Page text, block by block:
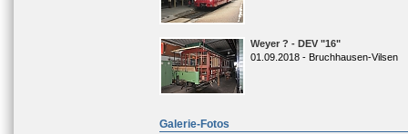
Weyer ? - DEV "16"
01.09.2018 - Bruchhausen-Vilsen
Galerie-Fotos